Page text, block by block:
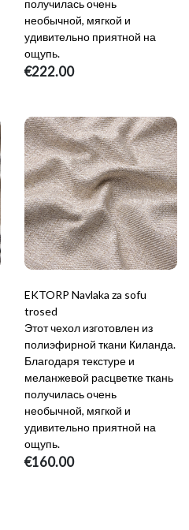
получилась очень
необычной, мягкой и
удивительно приятной на
ощупь.
€222.00
EKTORP Navlaka za sofu
trosed
Этот чехол изготовлен из
полиэфирной ткани Киланда.
Благодаря текстуре и
меланжевой расцветке ткань
получилась очень
необычной, мягкой и
удивительно приятной на
ощупь.
€160.00